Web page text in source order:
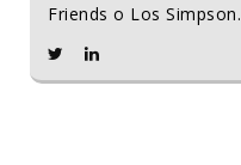
Friends o Los Simpson.